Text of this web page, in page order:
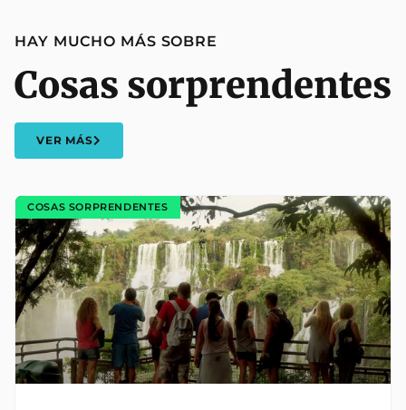
HAY MUCHO MÁS SOBRE
Cosas sorprendentes
VER MÁS
COSAS SORPRENDENTES